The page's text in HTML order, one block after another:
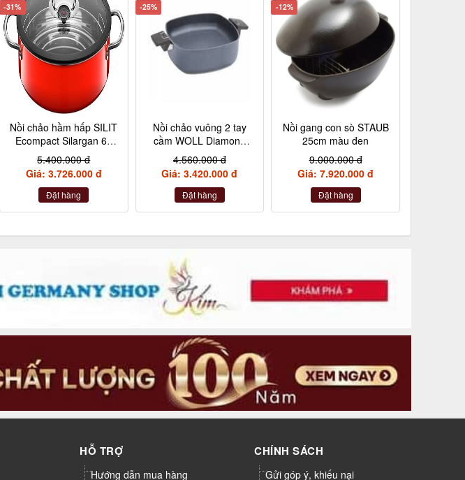
-31%
Nồi chảo hầm hấp SILIT
Ecompact Silargan 6L
28cm made in Germany
5.400.000 đ
Giá: 3.726.000 đ
Đặt hàng
-25%
Nồi chảo vuông 2 tay
cầm WOLL Diamond
Lite 28x28 cm có nắp
4.560.000 đ
Giá: 3.420.000 đ
Đặt hàng
-12%
Nồi gang con sò STAUB
25cm màu đen
9.000.000 đ
Giá: 7.920.000 đ
Đặt hàng
HỖ TRỢ
Hướng dẫn mua hàng
CHÍNH SÁCH
Gửi góp ý, khiếu nại